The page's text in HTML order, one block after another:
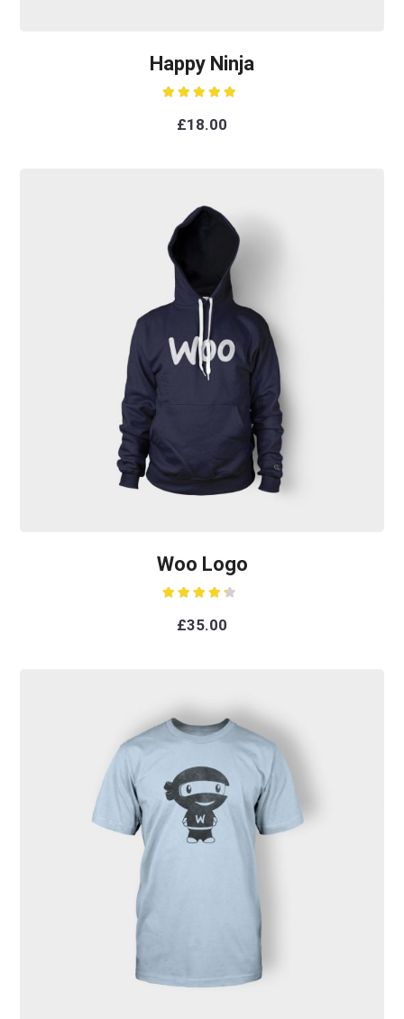
Happy Ninja
out of 5
£18.00
Woo Logo
4.00 out
of 5
£35.00